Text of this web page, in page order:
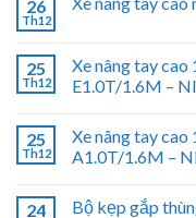
26
Th12
25
Th12
Xe nâng tay cao
E1.0T/1.6M –
25
Th12
Xe nâng tay cao
A1.0T/1.6M –
24 Bộ kẹp gắp